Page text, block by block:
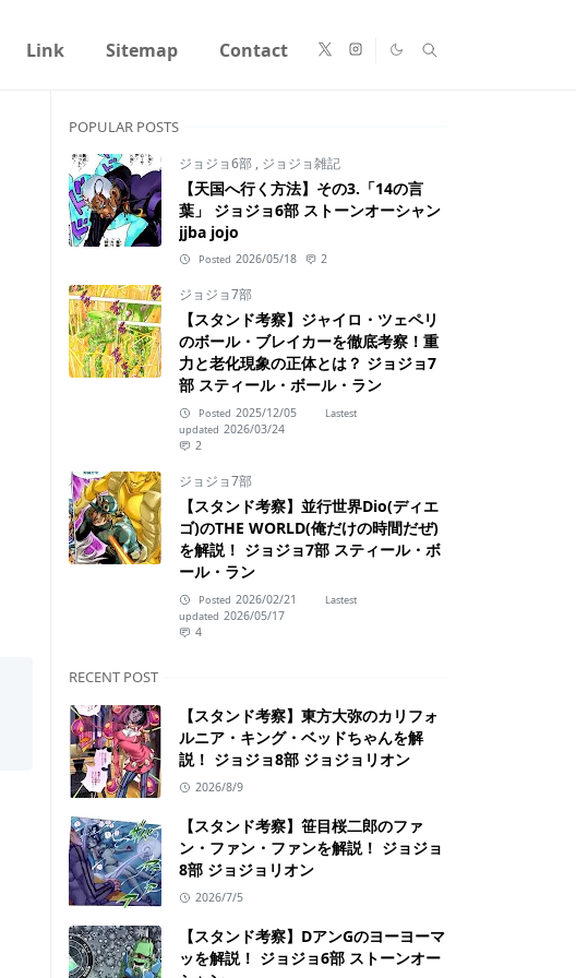
Link Sitemap Contact
POPULAR POSTS
ジョジョ6部 , ジョジョ雑記
【天国へ行く方法】その3.「14の言
葉」 ジョジョ6部 ストーンオーシャン
jjba jojo
Posted 2026/05/18 2
ジョジョ7部
【スタンド考察】ジャイロ・ツェペリ
のボール・ブレイカーを徹底考察！重
力と老化現象の正体とは？ ジョジョ7
部 スティール・ボール・ラン
Posted 2025/12/05
Lastest
updated 2026/03/24
2
ジョジョ7部
【スタンド考察】並行世界Dio(ディエ
ゴ)のTHE WORLD(俺だけの時間だぜ)
を解説！ ジョジョ7部 スティール・ボ
ール・ラン
Posted 2026/02/21
Lastest
updated 2026/05/17
4
RECENT POST
【スタンド考察】東方大弥のカリフォ
ルニア・キング・ベッドちゃんを解
説！ ジョジョ8部 ジョジョリオン
2026/8/9
【スタンド考察】笹目桜二郎のファ
ン・ファン・ファンを解説！ ジョジョ
8部 ジョジョリオン
2026/7/5
【スタンド考察】DアンGのヨーヨーマ
ッを解説！ ジョジョ6部 ストーンオー